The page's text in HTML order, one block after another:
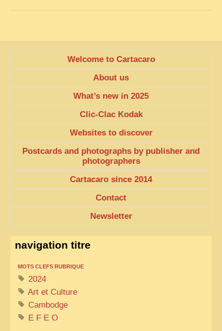
Welcome to Cartacaro
About us
What’s new in 2025
Clic-Clac Kodak
Websites to discover
Postcards and photographs by publisher and
photographers
Cartacaro since 2014
Contact
Newsletter
navigation titre
MOTS CLEFS RUBRIQUE
2024
Art et Culture
Cambodge
E F E O